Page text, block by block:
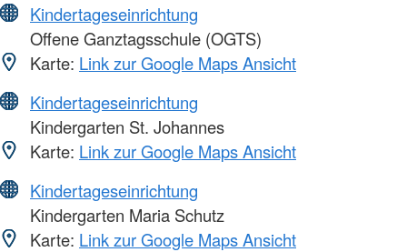
Kindertageseinrichtung
Offene Ganztagsschule (OGTS)
Karte: Link zur Google Maps Ansicht
Kindertageseinrichtung
Kindergarten St. Johannes
Karte: Link zur Google Maps Ansicht
Kindertageseinrichtung
Kindergarten Maria Schutz
Karte: Link zur Google Maps Ansicht